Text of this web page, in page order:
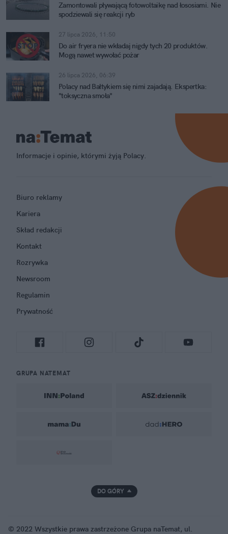
Zamontowali pływającą fotowoltaikę nad łososiami. Nie
spodziewali się reakcji ryb
27 lipca 2026, 11:50
Do air fryera nie wkładaj nigdy tych 20 produktów.
Mogą nawet wywołać pożar
26 lipca 2026, 06:39
Polacy nad Bałtykiem się nimi zajadają. Ekspertka:
"toksyczna smoła"
Informacje i opinie, którymi żyją Polacy.
Biuro reklamy
Kariera
Skład redakcji
Kontakt
Rozrywka
Newsroom
Regulamin
Prywatność
GRUPA NATEMAT
DO GÓRY
© 2022 Wszystkie prawa zastrzeżone Grupa naTemat, ul.